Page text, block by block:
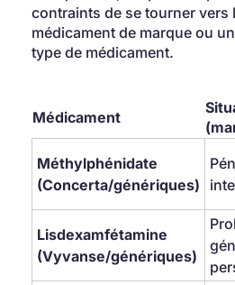
contraints de se tourner vers
médicament de marque ou
type de médicament.
Médicament
Méthylphénidate
(Concerta/génériques)
Lisdexamfétamine
(Vyvanse/génériques)